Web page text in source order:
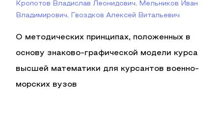
Кропотов Владислав Леонидович, Мельников Иван
Владимирович, Гвоздков Алексей Витальевич
О методических принципах, положенных в
основу знаково-графической модели курса
высшей математики для курсантов военно-
морских вузов